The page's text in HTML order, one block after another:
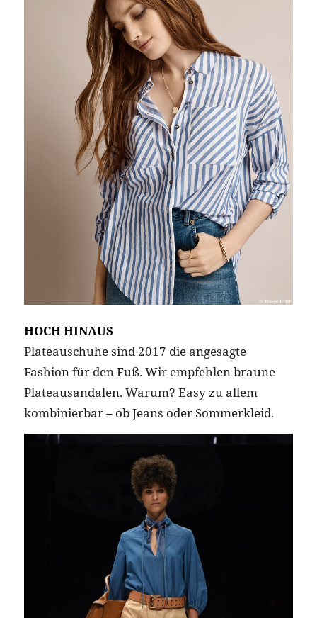
HOCH HINAUS
Plateauschuhe sind 2017 die angesagte
Fashion für den Fuß. Wir empfehlen braune
Plateausandalen. Warum? Easy zu allem
kombinierbar – ob Jeans oder Sommerkleid.